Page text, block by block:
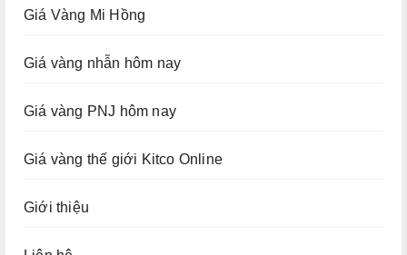
Giá Vàng Mi Hồng
Giá vàng nhẫn hôm nay
Giá vàng PNJ hôm nay
Giá vàng thế giới Kitco Online
Giới thiệu